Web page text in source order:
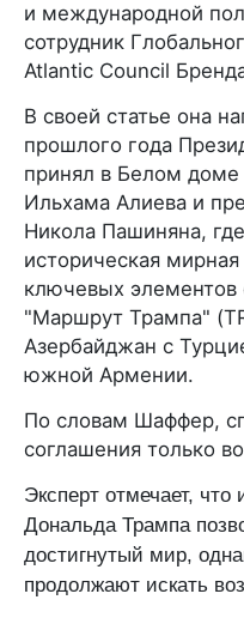
и международной
сотрудник
Atlantic Council
В своей статье она
прошлого года
принял в Белом доме
Ильхама Алиева и
Никола Пашиняна,
историческая
ключевых элементов
"Маршрут Трампа"
Азербайджан с
южной Армении.
По словам Шаффер,
соглашения только
Эксперт отмечает,
Дональда Трампа
достигнутый мир,
продолжают искать